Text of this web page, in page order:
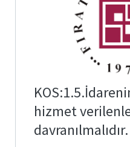
Erişimli E-
Kaynaklar
Çalışma
hizmet
davranılmalıdır.